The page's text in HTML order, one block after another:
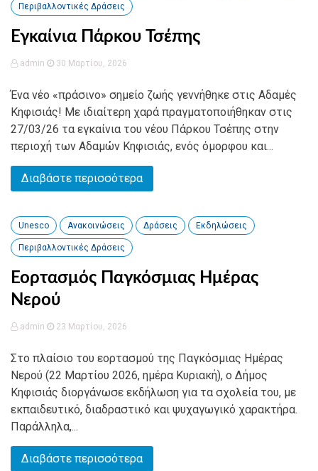
Περιβαλλοντικές Δράσεις
Εγκαίνια Πάρκου Τσέπης
admin 30 Μαρτίου, 2026
Ένα νέο «πράσινο» σημείο ζωής γεννήθηκε στις Αδαμές
Κηφισιάς! Με ιδιαίτερη χαρά πραγματοποιήθηκαν στις
27/03/26 τα εγκαίνια του νέου Πάρκου Τσέπης στην
περιοχή των Αδαμών Κηφισιάς, ενός όμορφου και...
Διαβάστε περισσότερα
Unesco Ανακοινώσεις Δράσεις Εκδηλώσεις
Περιβαλλοντικές Δράσεις
Εορτασμός Παγκόσμιας Ημέρας
Νερού
admin 23 Μαρτίου, 2026
Στο πλαίσιο του εορτασμού της Παγκόσμιας Ημέρας
Νερού (22 Μαρτίου 2026, ημέρα Κυριακή), ο Δήμος
Κηφισιάς διοργάνωσε εκδήλωση για τα σχολεία του, με
εκπαιδευτικό, διαδραστικό και ψυχαγωγικό χαρακτήρα.
Παράλληλα,...
Διαβάστε περισσότερα